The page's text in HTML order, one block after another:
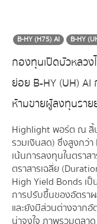
B-HY (H75) AI B-HY
กองทุนเปิดบัวหลว
ย่อย B-HY (UH)
ห้ามขายผู้ลงทุนราย
Highlight พอร์ต ณ สิ้
รวมเงินสด) ซึ่งสูงกว่
เน้นการลงทุนในตราส
ตราสารเฉลี่ย
High Yield Bonds เ
การปรับขึ้นของอัตรา
และยังมีส่วนต่างจาก